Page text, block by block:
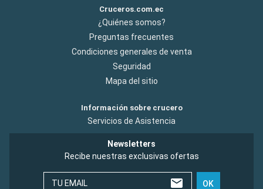
Cruceros.com.ec
¿Quiénes somos?
Preguntas frecuentes
Condiciones generales de venta
Seguridad
Mapa del sitio
Información sobre crucero
Servicios de Asistencia
Newsletters
Recibe nuestras exclusivas ofertas
TU EMAIL OK